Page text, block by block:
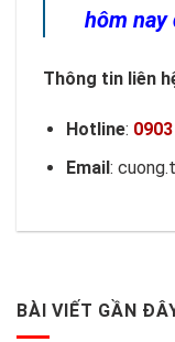
hôm nay
Thông tin liên
Hotline:
Email:
BÀI VIẾT GẦN